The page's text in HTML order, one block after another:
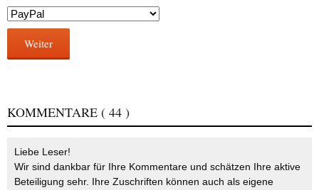
Weiter
KOMMENTARE ( 44 )
Liebe Leser!
Wir sind dankbar für Ihre Kommentare und schätzen Ihre aktive
Beteiligung sehr. Ihre Zuschriften können auch als eigene